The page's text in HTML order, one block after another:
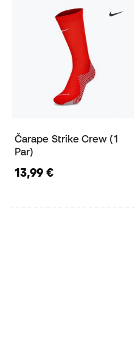
Čarape Strike Crew (1
Par)
13,99 €